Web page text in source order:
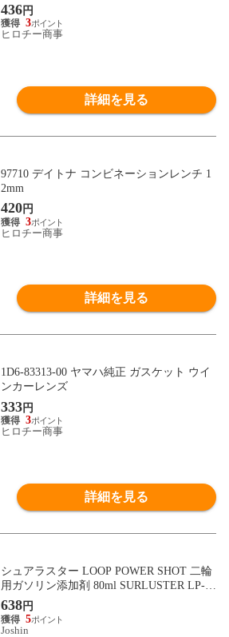
436円
3
ヒロチー商事
詳細を見る
97710 デイトナ コンビネーションレンチ 1
2mm
420円
3
ヒロチー商事
詳細を見る
1D6-83313-00 ヤマハ純正 ガスケット ウイ
ンカーレンズ
333円
3
ヒロチー商事
詳細を見る
シュアラスター LOOP POWER SHOT 二輪
用ガソリン添加剤 80ml SURLUSTER LP-15
【返品種別B】
638円
5
Joshin